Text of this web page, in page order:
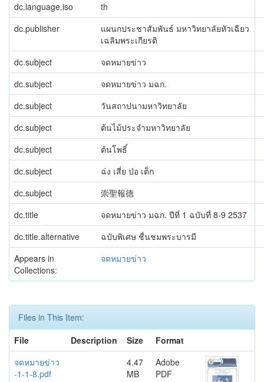
dc.language.iso
th
dc.publisher
แผนกประชาสัมพันธ์ มหาวิทยาลัยหัวเฉียว
เฉลิมพระเกียรติ
dc.subject
จดหมายข่าว
dc.subject
จดหมายข่าว มฉก.
dc.subject
วันสถาปนามหาวิทยาลัย
dc.subject
ต้นไม้ประจำมหาวิทยาลัย
dc.subject
ต้นโพธิ์
dc.subject
ฉ่ง เสี่ย ป่อ เต็ก
dc.subject
崇聖報德
dc.title
จดหมายข่าว มฉก. ปีที่ 1 ฉบับที่ 8-9 2537
dc.title.alternative
ฉบับพิเศษ ชื่นชมพระบารมี
Appears in
Collections:
จดหมายข่าว
Files in This Item:
File
Description Size
Format
จดหมายข่าว
-1-1-8.pdf
4.47
MB
Adobe
PDF